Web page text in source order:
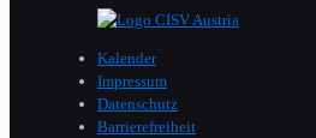
Kalender
Impressum
Datenschutz
Barrierefreiheit